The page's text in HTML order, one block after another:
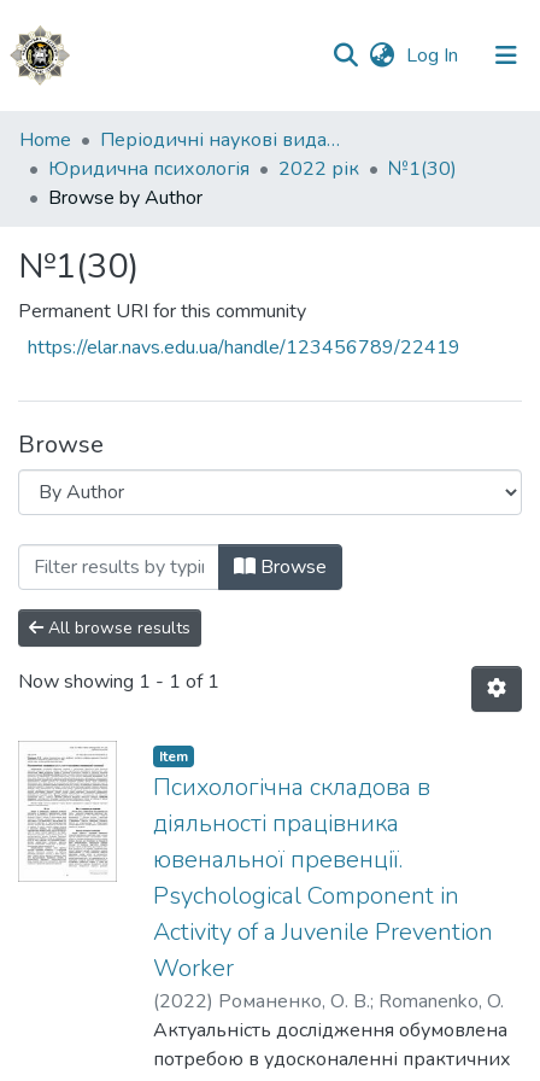
Log In (current)
Communities
&
Collections
Home
Періодичні наукові видання НАВС
Юридична психологія
2022 рік
№1(30)
Browse by Author
№1(30)
Permanent URI for this community
https://elar.navs.edu.ua/handle/123456789/22419
Browse
Browsing №1(30) by Author
Browse
All browse results
Now showing 1 - 1 of 1
Item
Психологічна складова в
діяльності працівника
ювенальної превенції.
Psychological Component in
Activity of a Juvenile Prevention
Worker
(2022) Романенко, О. В.; Romanenko, O.
Актуальність дослідження обумовлена
потребою в удосконаленні практичних